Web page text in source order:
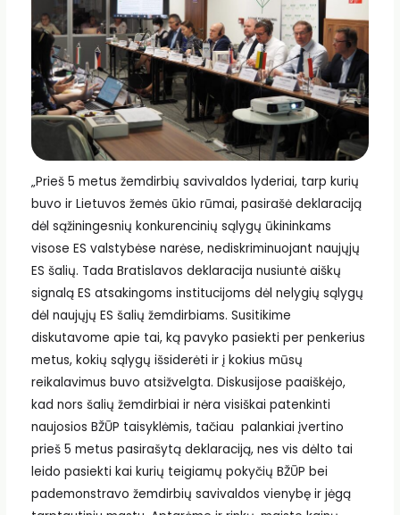
„Prieš 5 metus žemdirbių savivaldos lyderiai, tarp kurių
buvo ir Lietuvos žemės ūkio rūmai, pasirašė deklaraciją
dėl sąžiningesnių konkurencinių sąlygų ūkininkams
visose ES valstybėse narėse, nediskriminuojant naujųjų
ES šalių. Tada Bratislavos deklaracija nusiuntė aiškų
signalą ES atsakingoms institucijoms dėl nelygių sąlygų
dėl naujųjų ES šalių žemdirbiams. Susitikime
diskutavome apie tai, ką pavyko pasiekti per penkerius
metus, kokių sąlygų išsiderėti ir į kokius mūsų
reikalavimus buvo atsižvelgta. Diskusijose paaiškėjo,
kad nors šalių žemdirbiai ir nėra visiškai patenkinti
naujosios BŽŪP taisyklėmis, tačiau palankiai įvertino
prieš 5 metus pasirašytą deklaraciją, nes vis dėlto tai
leido pasiekti kai kurių teigiamų pokyčių BŽŪP bei
pademonstravo žemdirbių savivaldos vienybę ir jėgą